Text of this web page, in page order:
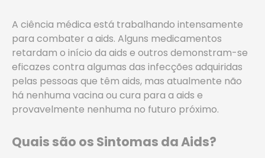
A ciência médica está trabalhando intensamente
para combater a aids. Alguns medicamentos
retardam o início da aids e outros demonstram-se
eficazes contra algumas das infecções adquiridas
pelas pessoas que têm aids, mas atualmente não
há nenhuma vacina ou cura para a aids e
provavelmente nenhuma no futuro próximo.
Quais são os Sintomas da Aids?